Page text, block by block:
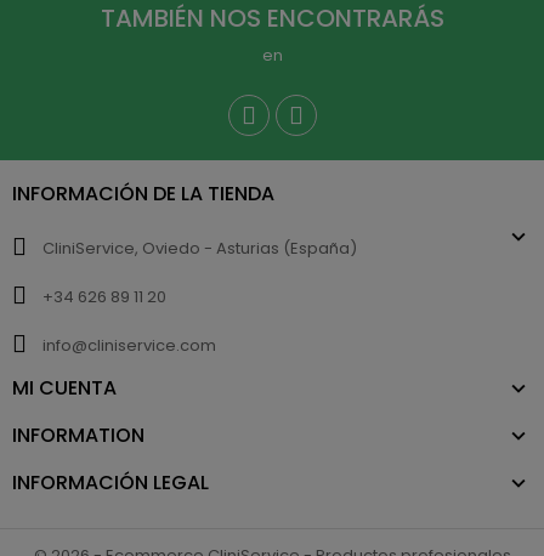
TAMBIÉN NOS ENCONTRARÁS
en
INFORMACIÓN DE LA TIENDA
CliniService, Oviedo - Asturias (España)
+34 626 89 11 20
info@cliniservice.com
MI CUENTA
INFORMATION
INFORMACIÓN LEGAL